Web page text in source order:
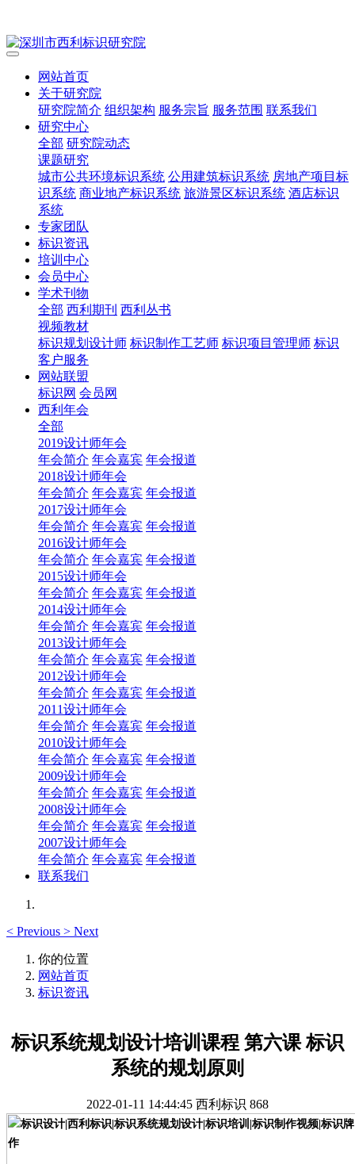
网站首页
关于研究院
研究院简介 组织架构 服务宗旨 服务范围 联系我们
研究中心
全部 研究院动态
课题研究
城市公共环境标识系统 公用建筑标识系统 房地产项目标
识系统 商业地产标识系统 旅游景区标识系统 酒店标识
系统
专家团队
标识资讯
培训中心
会员中心
学术刊物
全部 西利期刊 西利丛书
视频教材
标识规划设计师 标识制作工艺师 标识项目管理师 标识
客户服务
网站联盟
标识网 会员网
西利年会
全部
2019设计师年会
年会简介 年会嘉宾 年会报道
2018设计师年会
年会简介 年会嘉宾 年会报道
2017设计师年会
年会简介 年会嘉宾 年会报道
2016设计师年会
年会简介 年会嘉宾 年会报道
2015设计师年会
年会简介 年会嘉宾 年会报道
2014设计师年会
年会简介 年会嘉宾 年会报道
2013设计师年会
年会简介 年会嘉宾 年会报道
2012设计师年会
年会简介 年会嘉宾 年会报道
2011设计师年会
年会简介 年会嘉宾 年会报道
2010设计师年会
年会简介 年会嘉宾 年会报道
2009设计师年会
年会简介 年会嘉宾 年会报道
2008设计师年会
年会简介 年会嘉宾 年会报道
2007设计师年会
年会简介 年会嘉宾 年会报道
联系我们
< Previous > Next
你的位置
网站首页
标识资讯
标识系统规划设计培训课程 第六课 标识
系统的规划原则
2022-01-11 14:44:45 西利标识 868